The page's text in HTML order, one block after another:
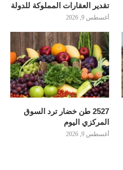
تقدير العقارات المملوكة للدولة
أغسطس 9, 2026
2527 طن خضار ترد السوق
المركزي اليوم
أغسطس 9, 2026